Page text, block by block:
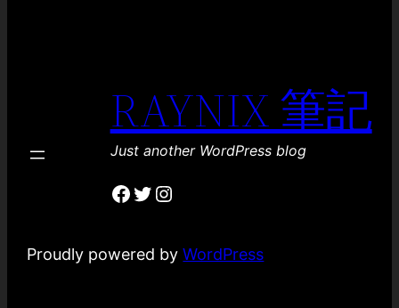
RAYNIX 筆記
Just another WordPress blog
Facebook
Twitter
Instagram
Proudly powered byWordPress